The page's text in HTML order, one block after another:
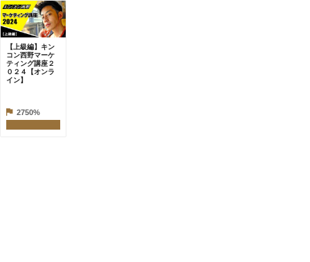
【上級編】キン
コン西野マーケ
ティング講座２
０２４【オンラ
イン】
2750%